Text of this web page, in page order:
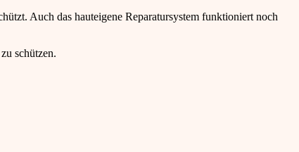
Auch das hauteigene Reparatursystem funktioniert noch
schützen.